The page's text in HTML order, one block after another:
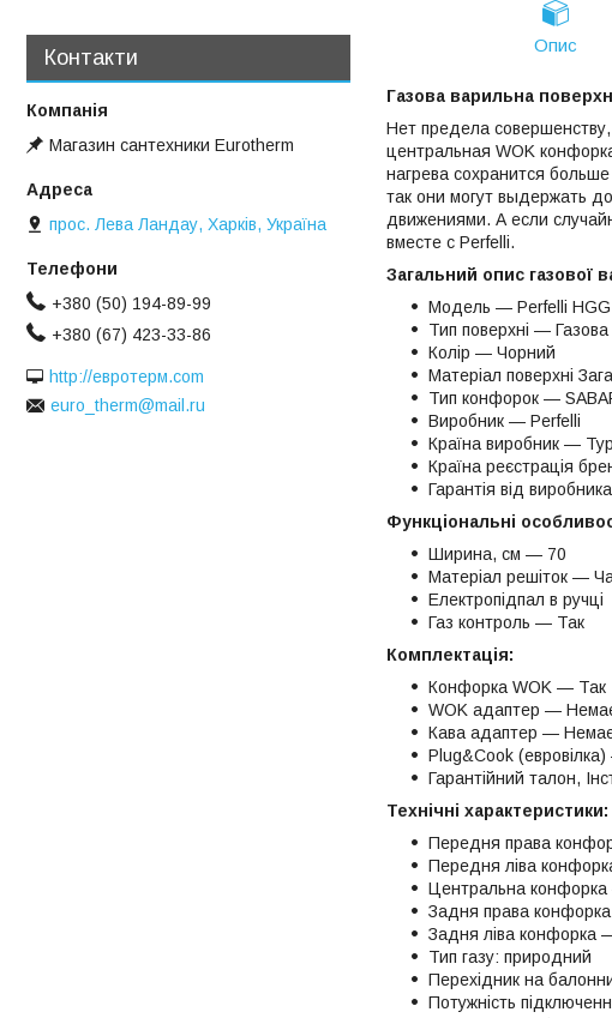
Опис
Газова варильна
Нет предела
центральная WOK
нагрева сохранится
так они могут выдержать
движениями. А если
вместе с Perfelli.
Загальний опис газової
Модель — Perfelli HGG
Тип поверхні — Газова
Колір — Чорний
Матеріал поверхні
Тип конфорок —
Виробник — Perfelli
Країна виробник —
Країна реєстрація
Гарантія від
Функціональні
Ширина, см — 70
Матеріал решіток —
Електропідпал в ручці
Газ контроль — Так
Комплектація:
Конфорка WOK — Так
WOK адаптер —
Кава адаптер —
Plug&Cook
Гарантійний талон,
Технічні характеристики:
Передня права
Передня ліва
Центральна
Задня права
Задня ліва конфорка
Тип газу: природний
Перехідник на
Потужність
Контакти
Магазин сантехники Eurotherm
прос. Лева Ландау, Харків, Україна
+380 (50) 194-89-99
+380 (67) 423-33-86
http://евротерм.com
euro_therm@mail.ru